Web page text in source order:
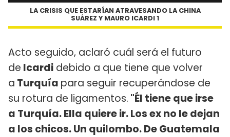
LA CRISIS QUE ESTARÍAN ATRAVESANDO LA CHINA
SUÁREZ Y MAURO ICARDI 1
Acto seguido, aclaró cuál será el futuro
de Icardi debido a que tiene que volver
a Turquía para seguir recuperándose de
su rotura de ligamentos. "Él tiene que irse
a Turquía. Ella quiere ir. Los ex no le dejan
a los chicos. Un quilombo. De Guatemala